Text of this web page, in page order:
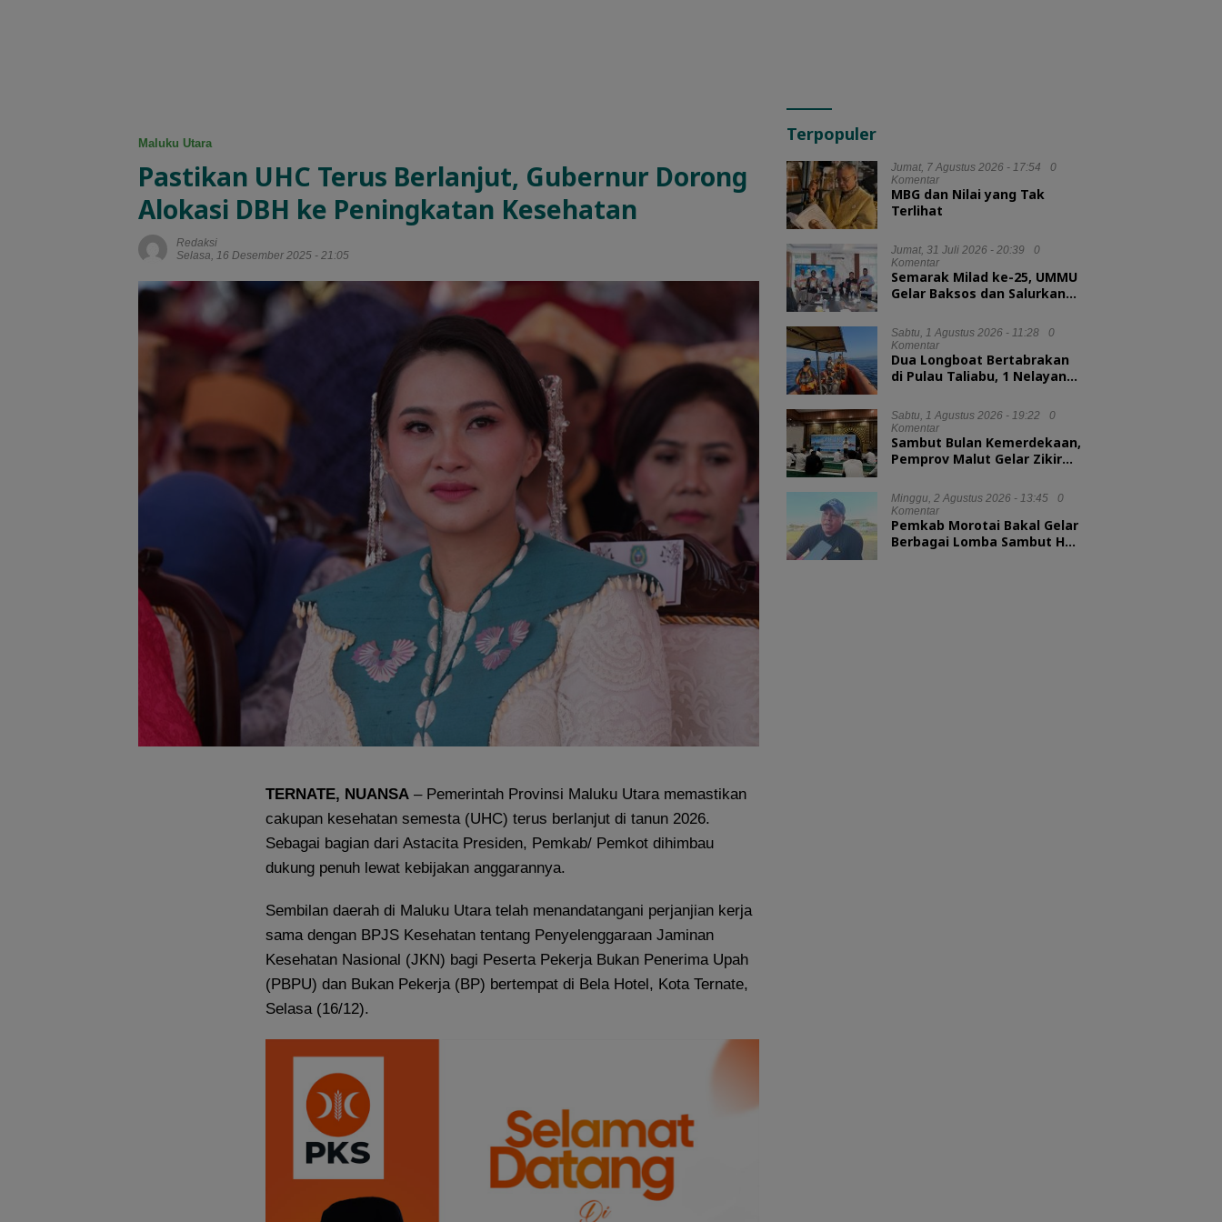
Maluku Utara
Pastikan UHC Terus Berlanjut, Gubernur Dorong
Alokasi DBH ke Peningkatan Kesehatan
Redaksi
Selasa, 16 Desember 2025 - 21:05
TERNATE, NUANSA – Pemerintah Provinsi Maluku Utara memastikan
cakupan kesehatan semesta (UHC) terus berlanjut di tanun 2026.
Sebagai bagian dari Astacita Presiden, Pemkab/ Pemkot dihimbau
dukung penuh lewat kebijakan anggarannya.
Sembilan daerah di Maluku Utara telah menandatangani perjanjian kerja
sama dengan BPJS Kesehatan tentang Penyelenggaraan Jaminan
Kesehatan Nasional (JKN) bagi Peserta Pekerja Bukan Penerima Upah
(PBPU) dan Bukan Pekerja (BP) bertempat di Bela Hotel, Kota Ternate,
Selasa (16/12).
Terpopuler
Jumat, 7 Agustus 2026 - 17:54
0
Komentar
MBG dan Nilai yang Tak
Terlihat
Jumat, 31 Juli 2026 - 20:39
0
Komentar
Semarak Milad ke-25, UMMU
Gelar Baksos dan Salurkan
Mahasiswa Kurang Mampu
Sabtu, 1 Agustus 2026 - 11:28
0
Komentar
Dua Longboat Bertabrakan
di Pulau Taliabu, 1 Nelayan
Sabtu, 1 Agustus 2026 - 19:22
0
Komentar
Sambut Bulan Kemerdekaan,
Pemprov Malut Gelar Zikir
Minggu, 2 Agustus 2026 - 13:45
0
Komentar
Pemkab Morotai Bakal Gelar
Berbagai Lomba Sambut HUT